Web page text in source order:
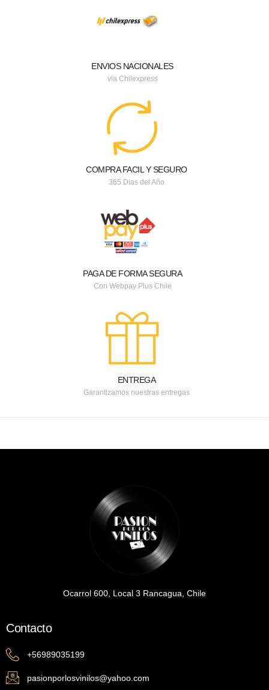
ENVIOS NACIONALES
via Chilexpress
COMPRA FACIL Y SEGURO
365 Dias del Año
PAGA DE FORMA SEGURA
Con Webpay Plus Chile
ENTREGA
Garantizamos nuestras entregas
Ocarrol 600, Local 3 Rancagua, Chile
Contacto
+56989035199
pasionporlosvinilos@yahoo.com